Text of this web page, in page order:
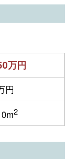
万円
円
2